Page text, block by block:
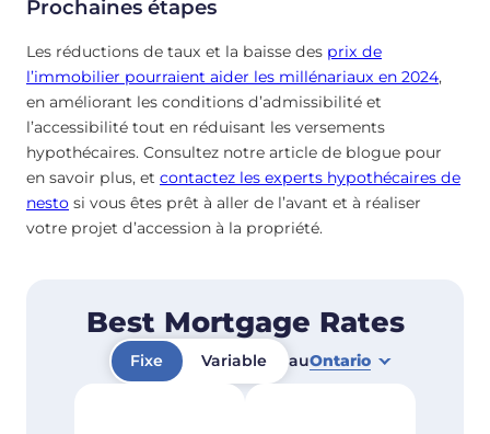
Prochaines étapes
Les réductions de taux et la baisse des prix de
l’immobilier pourraient aider les millénariaux en 2024,
en améliorant les conditions d’admissibilité et
l’accessibilité tout en réduisant les versements
hypothécaires. Consultez notre article de blogue pour
en savoir plus, et contactez les experts hypothécaires de
nesto si vous êtes prêt à aller de l’avant et à réaliser
votre projet d’accession à la propriété.
Best Mortgage Rates
Fixe Variable auOntario